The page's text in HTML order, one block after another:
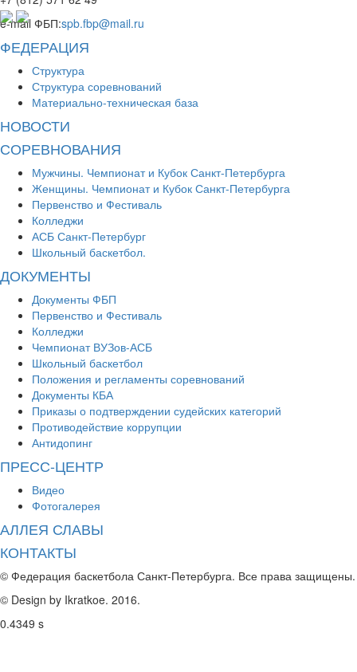
e-mail ФБП:spb.fbp@mail.ru
ФЕДЕРАЦИЯ
Структура
Структура соревнований
Материально-техническая база
НОВОСТИ
СОРЕВНОВАНИЯ
Мужчины. Чемпионат и Кубок Санкт-Петербурга
Женщины. Чемпионат и Кубок Санкт-Петербурга
Первенство и Фестиваль
Колледжи
АСБ Санкт-Петербург
Школьный баскетбол.
ДОКУМЕНТЫ
Документы ФБП
Первенство и Фестиваль
Колледжи
Чемпионат ВУЗов-АСБ
Школьный баскетбол
Положения и регламенты соревнований
Документы КБА
Приказы о подтверждении судейских категорий
Противодействие коррупции
Антидопинг
ПРЕСС-ЦЕНТР
Видео
Фотогалерея
АЛЛЕЯ СЛАВЫ
КОНТАКТЫ
© Федерация баскетбола Санкт-Петербурга. Все права
© Design by Ikratkoe. 2016.
0.4349 s